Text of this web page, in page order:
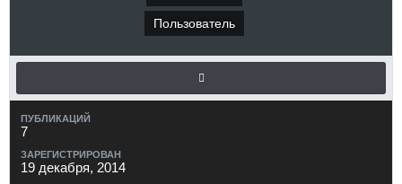
Пользователь
ПУБЛИКАЦИЙ
7
ЗАРЕГИСТРИРОВАН
19 декабря, 2014